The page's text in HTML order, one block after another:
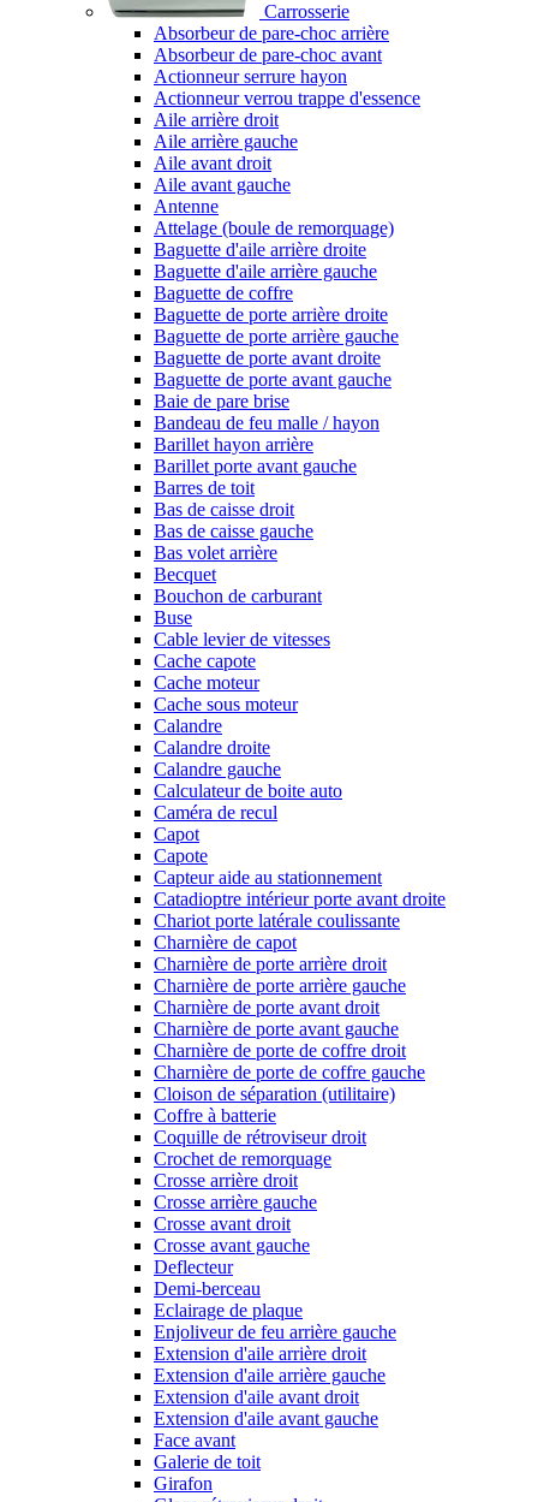
Carrosserie
Absorbeur de pare-choc arrière
Absorbeur de pare-choc avant
Actionneur serrure hayon
Actionneur verrou trappe d'essence
Aile arrière droit
Aile arrière gauche
Aile avant droit
Aile avant gauche
Antenne
Attelage (boule de remorquage)
Baguette d'aile arrière droite
Baguette d'aile arrière gauche
Baguette de coffre
Baguette de porte arrière droite
Baguette de porte arrière gauche
Baguette de porte avant droite
Baguette de porte avant gauche
Baie de pare brise
Bandeau de feu malle / hayon
Barillet hayon arrière
Barillet porte avant gauche
Barres de toit
Bas de caisse droit
Bas de caisse gauche
Bas volet arrière
Becquet
Bouchon de carburant
Buse
Cable levier de vitesses
Cache capote
Cache moteur
Cache sous moteur
Calandre
Calandre droite
Calandre gauche
Calculateur de boite auto
Caméra de recul
Capot
Capote
Capteur aide au stationnement
Catadioptre intérieur porte avant droite
Chariot porte latérale coulissante
Charnière de capot
Charnière de porte arrière droit
Charnière de porte arrière gauche
Charnière de porte avant droit
Charnière de porte avant gauche
Charnière de porte de coffre droit
Charnière de porte de coffre gauche
Cloison de séparation (utilitaire)
Coffre à batterie
Coquille de rétroviseur droit
Crochet de remorquage
Crosse arrière droit
Crosse arrière gauche
Crosse avant droit
Crosse avant gauche
Deflecteur
Demi-berceau
Eclairage de plaque
Enjoliveur de feu arrière gauche
Extension d'aile arrière droit
Extension d'aile arrière gauche
Extension d'aile avant droit
Extension d'aile avant gauche
Face avant
Galerie de toit
Girafon